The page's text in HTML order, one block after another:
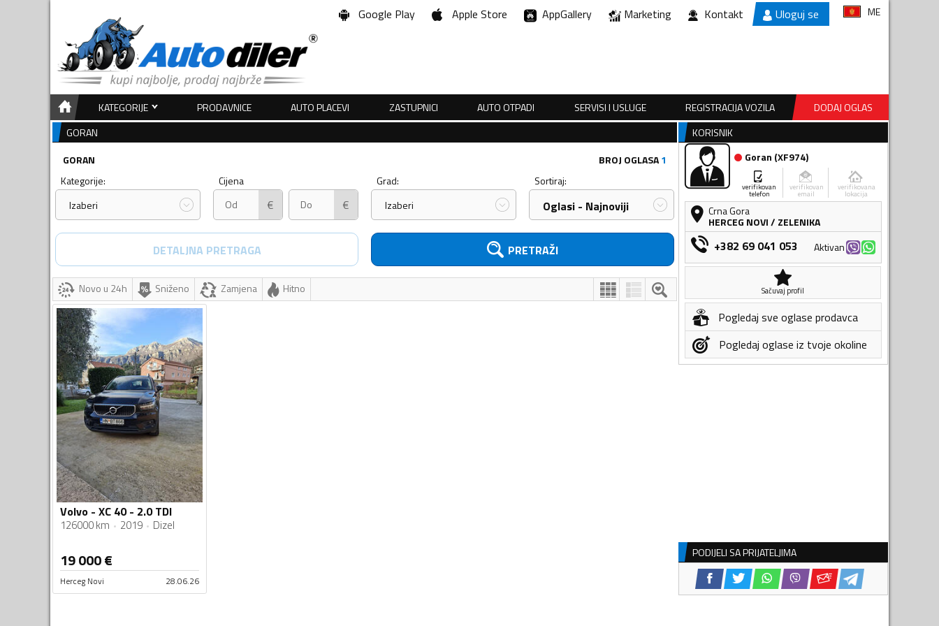
Google Play Apple Store AppGallery Marketing Kontakt Uloguj se ME
KATEGORIJE PRODAVNICE AUTO PLACEVI ZASTUPNICI AUTO OTPADI SERVISI I USLUGE REGISTRACIJA VOZILA
DODAJ OGLAS
GORAN
GORAN
BROJ OGLASA1
Kategorije:
Izaberi
Cijena
€ €
Grad:
Izaberi
Sortiraj:
Oglasi - Najnoviji
DETALJNA PRETRAGA PRETRAŽI
Novo u 24h Sniženo Zamjena Hitno
Volvo - XC 40 - 2.0 TDI
126000 km 2019 Dizel
19 000€
Herceg Novi 28.06.26
KORISNIK
Goran (XF974)
verifikovan
telefon
verifikovan
email
verifikovana
lokacija
Crna Gora
HERCEG NOVI/ ZELENIKA
+382 69 041 053 Aktivan
Sačuvaj profil
Pogledaj sve oglase prodavca
Pogledaj oglase iz tvoje okoline
PODIJELI SA PRIJATELJIMA